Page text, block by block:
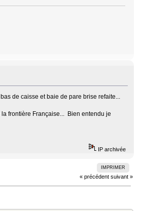
de caisse et baie de pare brise refaite...
frontière Française... Bien entendu je
IP archivée
IMPRIMER
« précédent suivant »